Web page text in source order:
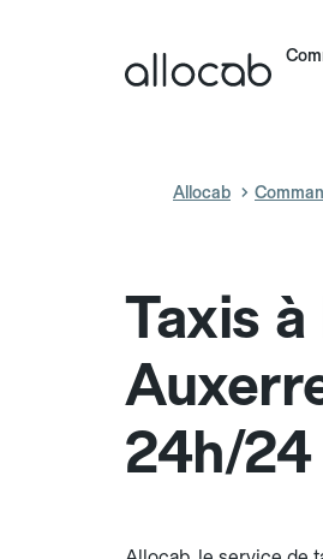
Allocab
Taxis à
24h/